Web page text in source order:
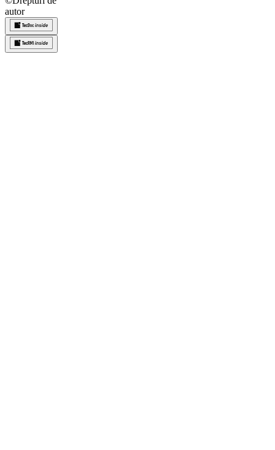
autor